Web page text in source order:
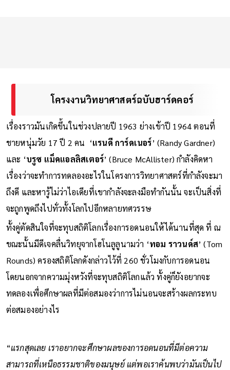
โครงงานวิทยาศาสตร์ฉบับฮาร์ดคอร์
เรื่องราวมันเกิดขึ้นในช่วงปลายปี 1963 ย่างเข้าปี 1964 ตอนที่
ชายหนุ่มวัย 17 ปี 2 คน ‘แรนดี การ์ดเนอร์’ (Randy Gardner)
และ ‘บรูซ แม็คแอลลิสเตอร์’ (Bruce McAllister) กำลังคิดหา
เรื่องว่าจะทำการทดลองอะไรในโครงการวิทยาศาสตร์ที่กำลังจะมา
ถึงดี และหารู้ไม่ว่าไอเดียที่เขากำลังจะลงมือทำกันนั้น จะเป็นสิ่งที่
จะถูกพูดถึงไปทั่วทั้งโลกไปอีกหลายทศวรรษ
ทั้งคู่ตัดสินใจที่จะทุบสถิติโลกเรื่องการอดนอนให้ได้นานที่สุด ที่ ณ
ขณะนั้นมีดีเจคลื่นวิทยุจากโฮโนลูลูนามว่า ‘ทอม ราวนด์ส’ (Tom
Rounds) ครองสถิติโลกดังกล่าวไว้ที่ 260 ชั่วโมงกับการอดนอน
โดยนอกจากความมุ่งหวังที่จะทุบสถิติโลกแล้ว ทั้งคู่ก็ยังอยากจะ
ทดลองเพื่อศึกษาผลที่มีต่อสมองว่าการไม่นอนจะสร้างผลกระทบ
ต่อสมองอย่างไร
“แรกสุดเลย เราอยากจะศึกษาผลของการอดนอนที่มีต่อความ
สามารถที่เหนือธรรมชาติของมนุษย์ แต่พอเราค้นพบว่ามันเป็นไป